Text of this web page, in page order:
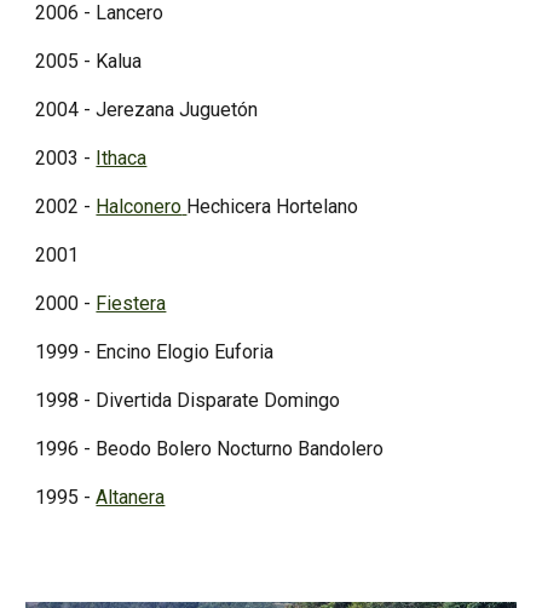
2006 - Lancero
2005 - Kalua
2004 - Jerezana Juguetón
2003 - Ithaca
2002 - Halconero Hechicera Hortelano
2001
2000 - Fiestera
1999 - Encino Elogio Euforia
1998 - Divertida Disparate Domingo
1996 - Beodo Bolero Nocturno Bandolero
1995 - Altanera